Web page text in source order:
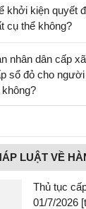
khởi kiện quyết
cụ thể không?
nhân dân cấp
sổ đỏ cho
LUẬT VỀ
Thủ tục
01/7/2026